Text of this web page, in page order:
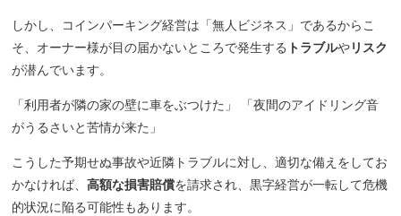
しかし、コインパーキング経営は「無人ビジネス」であるからこ
そ、オーナー様が目の届かないところで発生する トラブルやリスク
が潜んでいます。
「利用者が隣の家の壁に車をぶつけた」 「夜間のアイドリング音
がうるさいと苦情が来た」
こうした予期せぬ事故や近隣トラブルに対し、適切な備えをしてお
かなければ、高額な損害賠償を請求され、黒字経営が一転して危機
的状況に陥る可能性もあります。